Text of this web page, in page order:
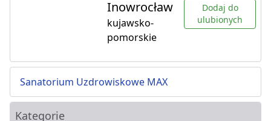
Inowrocław
kujawsko-
pomorskie
Dodaj do
ulubionych
Sanatorium Uzdrowiskowe MAX
Kategorie